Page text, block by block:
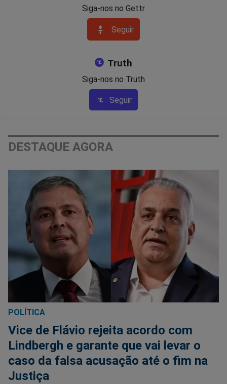
Siga-nos no Gettr
Seguir
Truth
Siga-nos no Truth
Seguir
DESTAQUE AGORA
POLÍTICA
Vice de Flávio rejeita acordo com
Lindbergh e garante que vai levar o
caso da falsa acusação até o fim na
Justiça